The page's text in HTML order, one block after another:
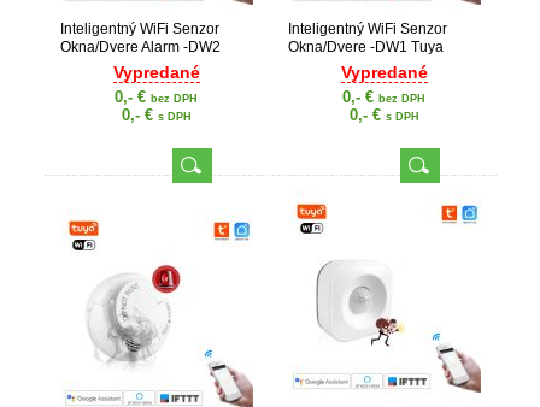
Inteligentný WiFi Senzor
Okna/Dvere Alarm -DW2
Tuya Smart LifeVypredané
0,- € bez DPH
0,- € s DPH
Inteligentný WiFi Senzor
Okna/Dvere -DW1 Tuya
Smart LifeVypredané
0,- € bez DPH
0,- € s DPH